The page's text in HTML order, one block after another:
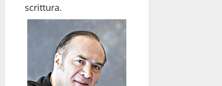
scrittura.